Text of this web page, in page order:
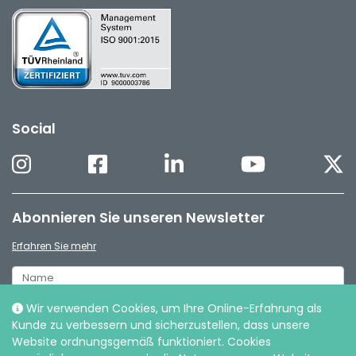
Wir verwenden Cookies, um Ihre Online-Erfahrung als
Kunde zu verbessern und sicherzustellen, dass unsere
Website ordnungsgemäß funktioniert. Cookies
Social
Abonnieren Sie unseren Newsletter
Erfahren Sie mehr